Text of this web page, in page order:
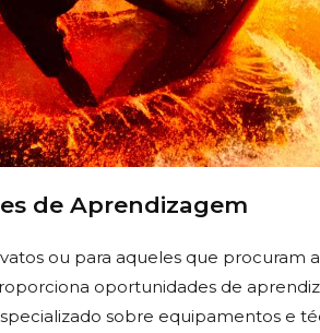
de Aprendizagem
ou para aqueles que procuram
oportunidades de
sobre equipamentos e